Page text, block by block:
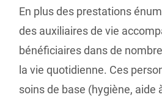
En plus des prestations
des auxiliaires de vie
bénéficiaires dans de
la vie quotidienne. Ces
soins de base (hygiène, aide